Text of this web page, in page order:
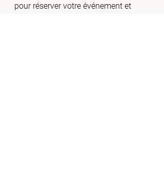
pour réserver votre événement et